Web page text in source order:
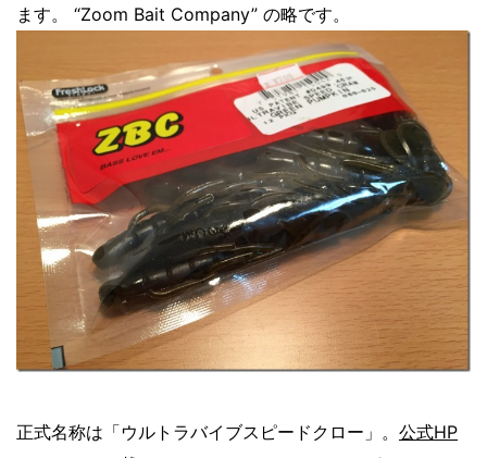
ます。 “Zoom Bait Company” の略です。
正式名称は「ウルトラバイブスピードクロー」。 公式HP